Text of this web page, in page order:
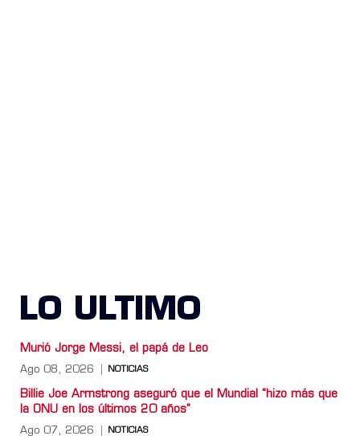
LO ULTIMO
Murió Jorge Messi, el papá de Leo
Ago 08, 2026 NOTICIAS
Billie Joe Armstrong aseguró que el Mundial “hizo más que
la ONU en los últimos 20 años”
Ago 07, 2026 NOTICIAS